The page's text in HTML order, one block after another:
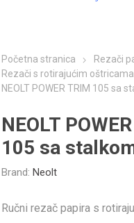
Početna stranica Rezači
Rezači s rotirajućim
NEOLT POWER TRIM 105 sa
NEOLT
105 sa
Brand: Neolt
Ručni rezač papira s